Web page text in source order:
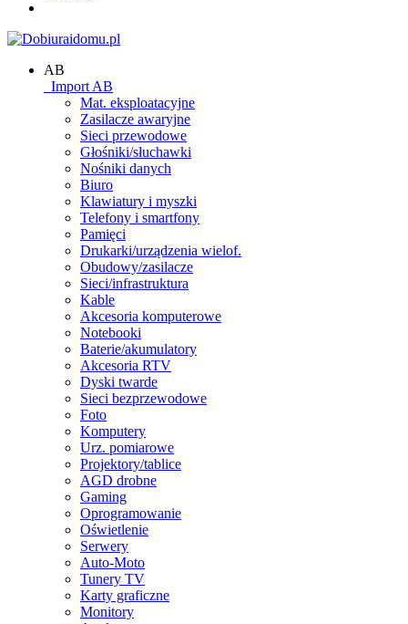
AB
_Import AB
Mat. eksploatacyjne
Zasilacze awaryjne
Sieci przewodowe
Głośniki/słuchawki
Nośniki danych
Biuro
Klawiatury i myszki
Telefony i smartfony
Pamięci
Drukarki/urządzenia wielof.
Obudowy/zasilacze
Sieci/infrastruktura
Kable
Akcesoria komputerowe
Notebooki
Baterie/akumulatory
Akcesoria RTV
Dyski twarde
Sieci bezprzewodowe
Foto
Komputery
Urz. pomiarowe
Projektory/tablice
AGD drobne
Gaming
Oprogramowanie
Oświetlenie
Serwery
Auto-Moto
Tunery TV
Karty graficzne
Monitory